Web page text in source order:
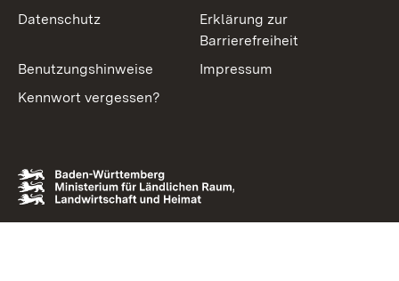
Datenschutz
Erklärung zur
Barrierefreiheit
Benutzungshinweise
Impressum
Kennwort vergessen?